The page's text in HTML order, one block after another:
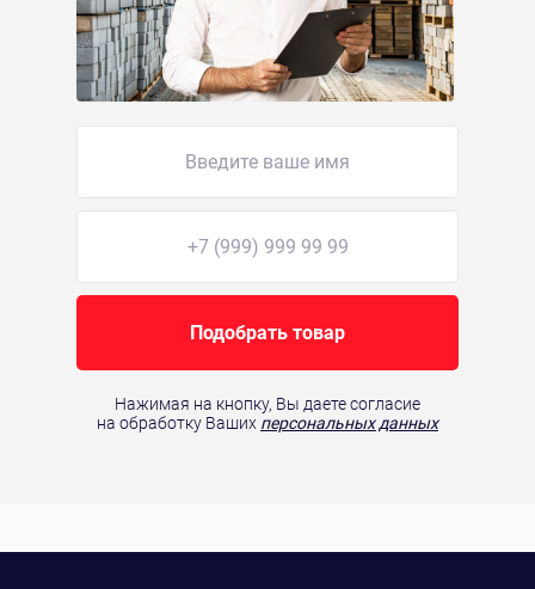
Подобрать товар
Нажимая на кнопку, Вы даете согласие
на обработку Ваших персональных данных